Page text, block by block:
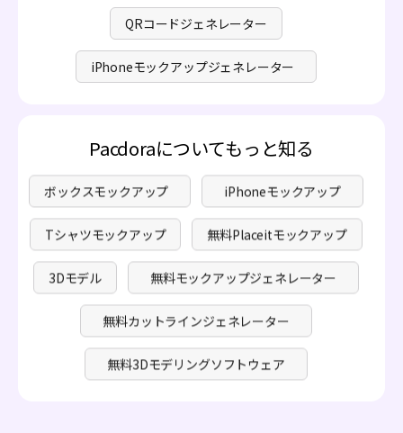
QRコードジェネレーター
iPhoneモックアップジェネレーター
Pacdoraについてもっと知る
ボックスモックアップ iPhoneモックアップ
Tシャツモックアップ 無料Placeitモックアップ
3Dモデル 無料モックアップジェネレーター
無料カットラインジェネレーター
無料3Dモデリングソフトウェア